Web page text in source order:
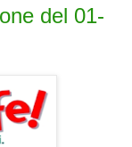
del 01-